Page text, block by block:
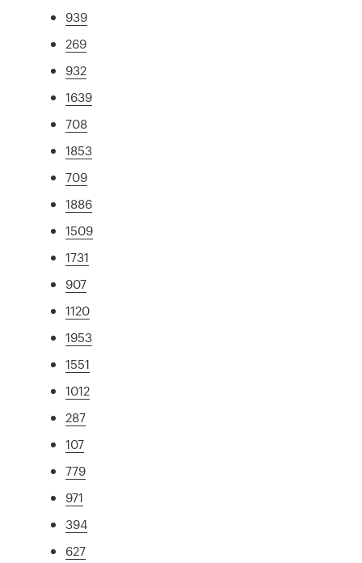
939
269
932
1639
708
1853
709
1886
1509
1731
907
1120
1953
1551
1012
287
107
779
971
394
627